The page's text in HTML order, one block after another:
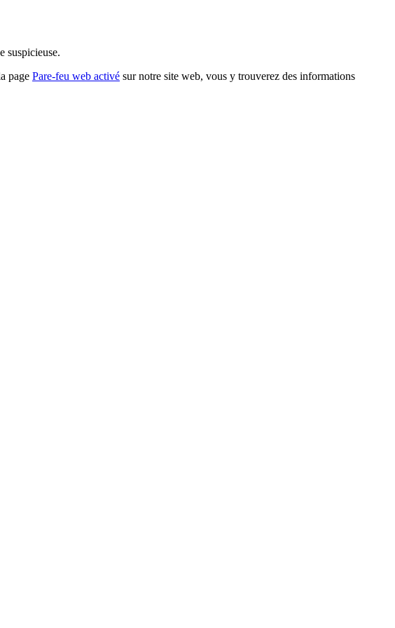
suspicieuse.
page Pare-feu web activé sur notre site web, vous y trouverez des informations